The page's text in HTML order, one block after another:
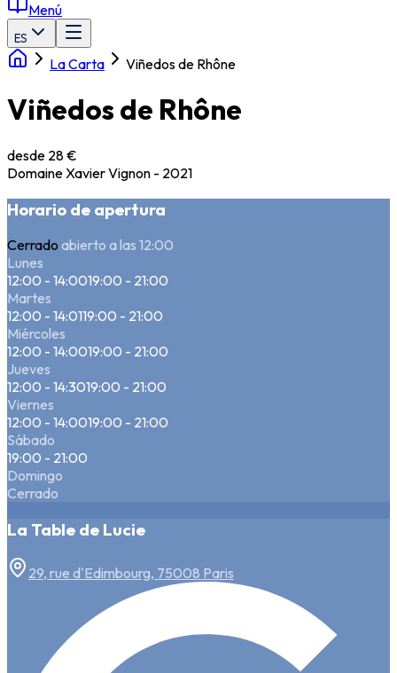
Menú
ES
La Carta Viñedos de Rhône
Viñedos de Rhône
desde 28 €
Domaine Xavier Vignon - 2021
Horario de apertura
Cerrado abierto a las 12:00
Lunes
12:00 - 14:0019:00 - 21:00
Martes
12:00 - 14:0119:00 - 21:00
Miércoles
12:00 - 14:0019:00 - 21:00
Jueves
12:00 - 14:3019:00 - 21:00
Viernes
12:00 - 14:0019:00 - 21:00
Sábado
19:00 - 21:00
Domingo
Cerrado
La Table de Lucie
29, rue d'Edimbourg, 75008 Paris